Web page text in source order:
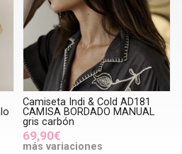
Camiseta Indi & Cold AD181
CAMISA BORDADO MANUAL
gris carbón
69,90€
más variaciones